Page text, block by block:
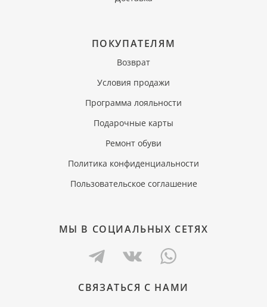
ПОКУПАТЕЛЯМ
Возврат
Условия продажи
Программа лояльности
Подарочные карты
Ремонт обуви
Политика конфиденциальности
Пользовательское соглашение
МЫ В СОЦИАЛЬНЫХ СЕТЯХ
СВЯЗАТЬСЯ С НАМИ